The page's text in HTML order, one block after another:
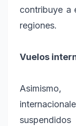
contribuye a
regiones.
Vuelos